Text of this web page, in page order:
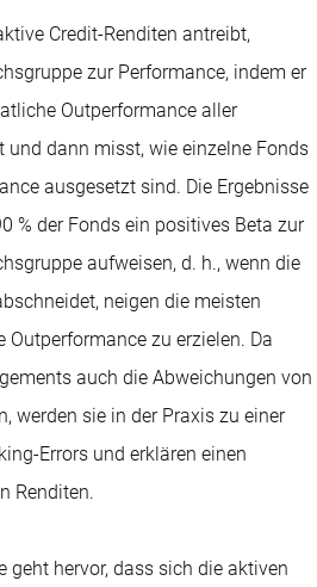
Credit-Renditen antreibt,
zur Performance, indem er
Outperformance aller
dann misst, wie einzelne Fonds
ausgesetzt sind. Die Ergebnisse
% der Fonds ein positives Beta zur
aufweisen, d. h., wenn die
neigen die meisten
Outperformance zu erzielen. Da
auch die Abweichungen von
werden sie in der Praxis zu einer
Errors und erklären einen
Renditen.
geht hervor, dass sich die aktiven